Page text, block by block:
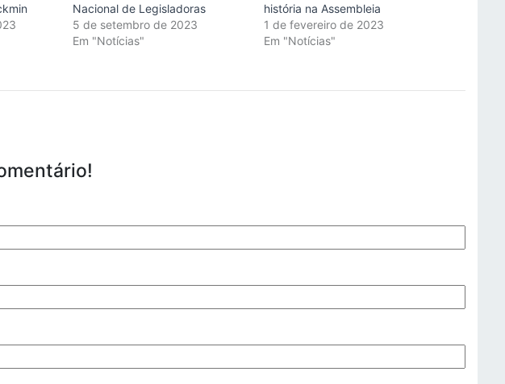
Nacional de Legisladoras
5 de setembro de 2023
Em "Notícias"
história na Assembleia
1 de fevereiro de 2023
Em "Notícias"